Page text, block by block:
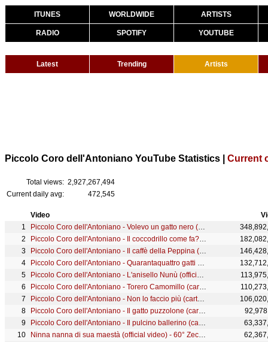
ITUNES WORLDWIDE ARTISTS
RADIO SPOTIFY YOUTUBE
Latest Trending Artists
Piccolo Coro dell'Antoniano YouTube Statistics | Current
Total views: 2,927,267,494
Current daily avg:
472,545
Video
Piccolo Coro dell'Antoniano - Volevo un gatto nero (cartoon) - 11° Zecchino d'Oro
Piccolo Coro dell'Antoniano - Il coccodrillo come fa? (cartoon) - 36° Zecchino d'Oro
Piccolo Coro dell'Antoniano - Il caffè della Peppina (Cartoon) - 13° Zecchino d'Oro
Piccolo Coro dell'Antoniano - Quarantaquattro gatti (Cartoon)
Piccolo Coro dell'Antoniano - L'anisello Nunù (official video) - 60° Zecchino d'oro
Piccolo Coro dell'Antoniano - Torero Camomillo (cartoon) - 10° Zecchino d'Oro
Piccolo Coro dell'Antoniano - Non lo faccio più (cartoon) - 5° Zecchino d'Oro
Piccolo Coro dell'Antoniano - Il gatto puzzolone (cartoon) - 47° Zecchino d'Oro
Piccolo Coro dell'Antoniano - Il pulcino ballerino (cartoon) - 6 ° Zecchino d'Oro
Ninna nanna di sua maestà (official video) - 60° Zecchino d'oro